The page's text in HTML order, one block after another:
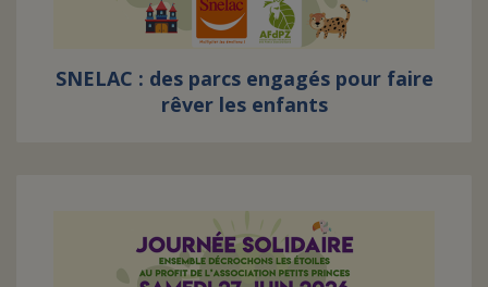
SNELAC : des parcs engagés pour faire
rêver les enfants